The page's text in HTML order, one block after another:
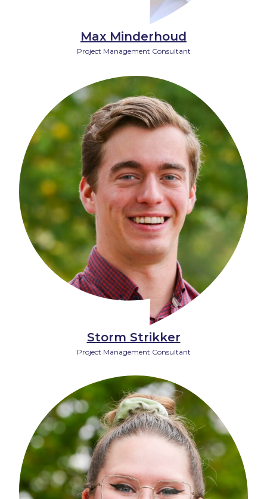
Max Minderhoud
Project Management Consultant
Storm Strikker
Project Management Consultant